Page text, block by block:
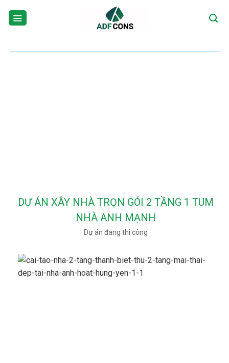
DỰ ÁN XÂY NHÀ TRỌN GÓI 2 TẦNG 1 TUM
NHÀ ANH MẠNH
Dự án đang thi công